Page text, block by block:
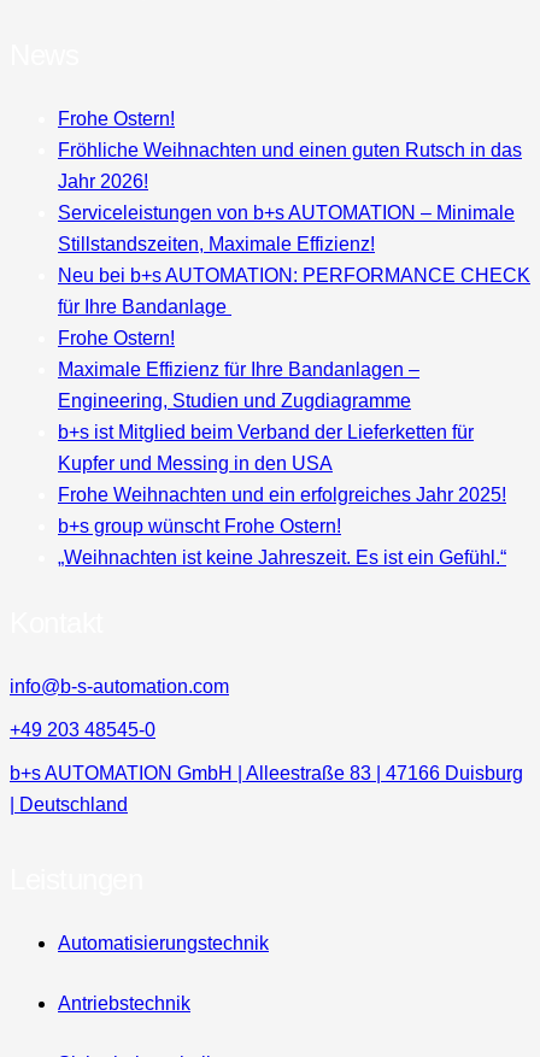
Frohe Ostern!
Fröhliche Weihnachten und einen guten Rutsch in das
Jahr 2026!
Serviceleistungen von b+s AUTOMATION – Minimale
Stillstandszeiten, Maximale Effizienz!
Neu bei b+s AUTOMATION:⁠ PERFORMANCE CHECK
für Ihre Bandanlage⁠ ⁠
Frohe Ostern!
Maximale Effizienz für Ihre Bandanlagen –
Engineering, Studien und Zugdiagramme
b+s ist Mitglied beim Verband der Lieferketten für
Kupfer und Messing in den USA
Frohe Weihnachten und ein erfolgreiches Jahr 2025!
b+s group wünscht Frohe Ostern!
„Weihnachten ist keine Jahreszeit. Es ist ein Gefühl.“
info@b-s-automation.com
+49 203 48545-0
b+s AUTOMATION GmbH | Alleestraße 83 | 47166 Duisburg
| Deutschland
Automatisierungstechnik
Antriebstechnik